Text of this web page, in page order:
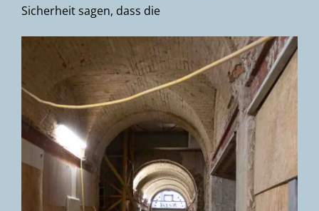
Sicherheit sagen, dass die